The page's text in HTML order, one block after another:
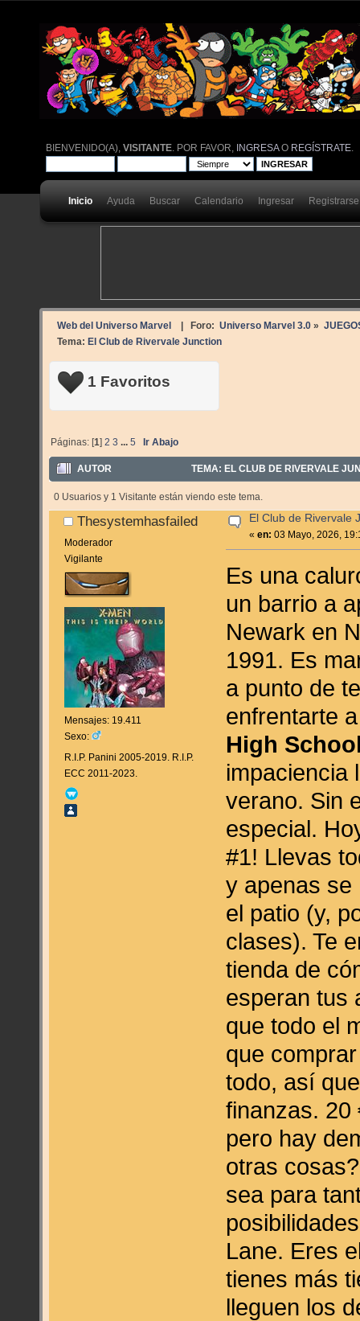
BIENVENIDO(A),VISITANTE . POR FAVOR, INGRESAO REGÍSTRATE
Inicio Ayuda Buscar Calendario Ingresar Registrarse
Web del Universo Marvel | Foro: Universo Marvel 3.0»
Tema: El Club de Rivervale Junction
1 Favoritos
Páginas: [1]2 3 ...5 Ir Abajo
AUTOR TEMA: EL CLUB DE RIVERVALE
0 Usuarios y 1 Visitante están viendo este tema.
Thesystemhasfailed
Moderador
Vigilante
Mensajes: 19.411
Sexo:
R.I.P. Panini 2005-2019. R.I.P.
ECC 2011-2023.
El Club de Rivervale
«en: 03 Mayo, 2026,
Es una
un barrio a
Newark en
1991. Es
a punto de
enfrentarte
High
impaciencia
verano. Sin
especial.
#1! Llevas
y apenas se
el patio (y,
clases). Te
tienda de
esperan tus
que todo el
que
todo, así
finanzas. 20
pero hay
otras
sea para
Lane. Eres
tienes más
lleguen los